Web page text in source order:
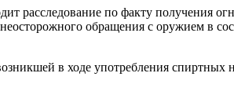
расследование по факту получения
обращения с оружием в
в ходе употребления спиртных